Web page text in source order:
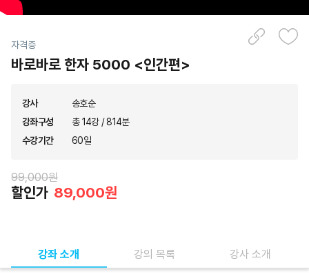
자격증
바로바로 한자 5000 <인간편>
강사
송호순
강좌구성
총 14강 / 814분
수강기간
60일
99,000원
할인가 89,000원
강좌 소개 강의 목록 강사 소개